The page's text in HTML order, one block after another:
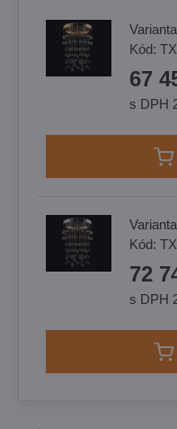
Kód:
67
s DPH
Kód:
72
s DPH